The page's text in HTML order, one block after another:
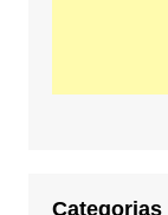
Categorias